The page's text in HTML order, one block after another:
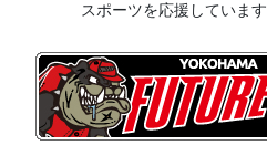
スポーツを応援しています